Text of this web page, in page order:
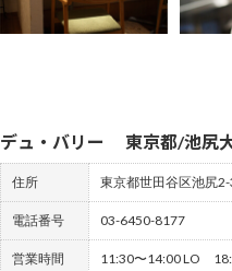
デュ・バリー 東京都/池尻
住所 東京都世田谷区池尻
電話番号 03-6450-8177
営業時間 11:30〜14:00 LO